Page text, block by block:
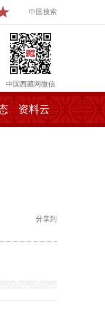
中国搜索
中国西藏网微信
资料云
分享到